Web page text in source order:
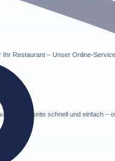
Restaurant – Unser Online-
Webseite schnell und einfach –